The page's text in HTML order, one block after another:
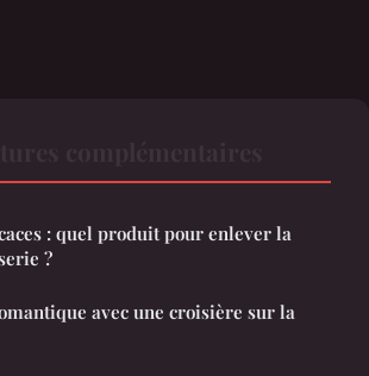
: quel produit pour enlever la
?
avec une croisière sur la